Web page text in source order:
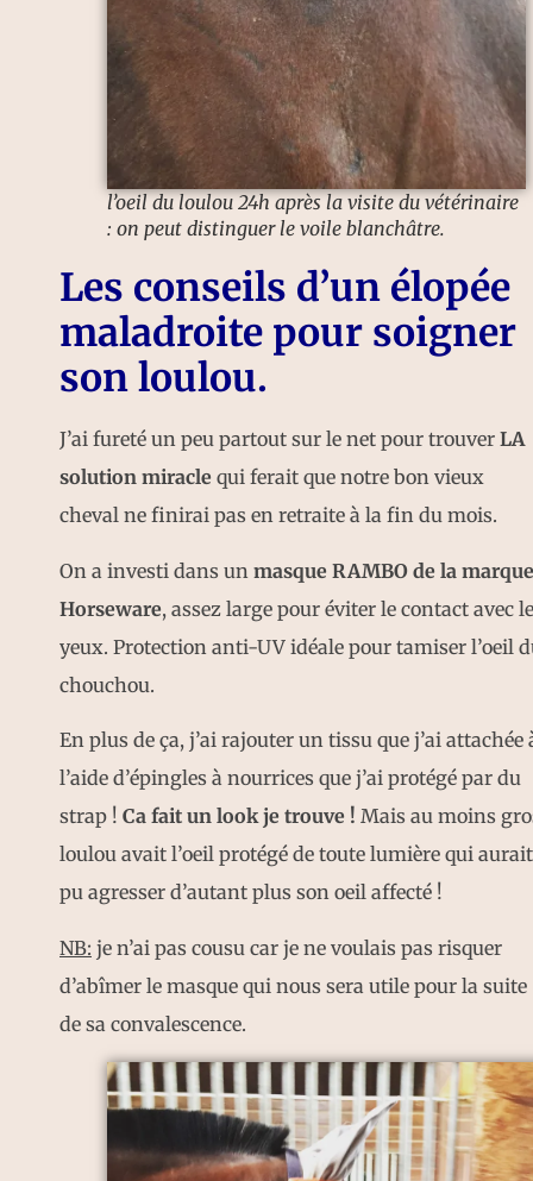
l’oeil du loulou 24h après la visite du vétérinaire
: on peut distinguer le voile blanchâtre.
Les conseils d’un élopée
maladroite pour soigner
son loulou.
J’ai fureté un peu partout sur le net pour trouver LA
solution miracle qui ferait que notre bon vieux
cheval ne finirai pas en retraite à la fin du mois.
On a investi dans un masque RAMBO de la marque
Horseware, assez large pour éviter le contact avec
yeux. Protection anti-UV idéale pour tamiser l’oeil
chouchou.
En plus de ça, j’ai rajouter un tissu que j’ai attachée
l’aide d’épingles à nourrices que j’ai protégé par du
strap ! Ca fait un look je trouve ! Mais au moins
loulou avait l’oeil protégé de toute lumière qui aurait
pu agresser d’autant plus son oeil affecté !
NB: je n’ai pas cousu car je ne voulais pas risquer
d’abîmer le masque qui nous sera utile pour la suite
de sa convalescence.